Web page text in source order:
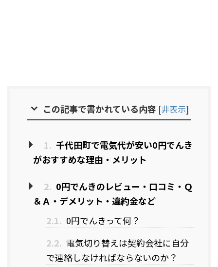
この記事で書かれている内容 [非表示]
1. 千代田町で電気代が安い0円でんき
がおすすめな理由・メリット
2. 0円でんきのレビュー・口コミ・Ｑ
＆Ａ・デメリット・違約金など
2.1. 0円でんきって何？
2.2. 電気切り替えは契約会社に自分
で連絡しなければならないのか？